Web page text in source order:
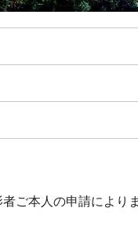
ご本人の申請により